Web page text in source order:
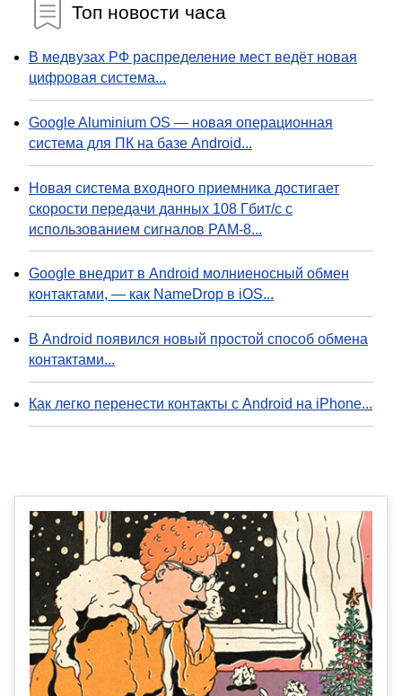
Топ новости часа
В медвузах РФ распределение мест ведёт новая
цифровая система...
Google Aluminium OS — новая операционная
система для ПК на базе Android...
Новая система входного приемника достигает
скорости передачи данных 108 Гбит/с с
использованием сигналов PAM-8...
Google внедрит в Android молниеносный обмен
контактами, — как NameDrop в iOS...
В Android появился новый простой способ обмена
контактами...
Как легко перенести контакты с Android на iPhone...